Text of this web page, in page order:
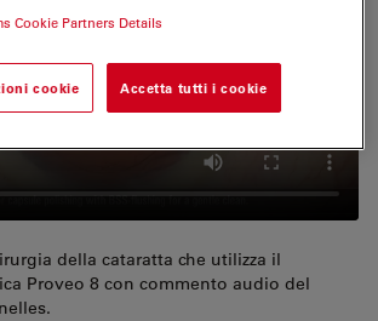
della cataratta che utilizza il
Proveo 8 con commento audio del
Cookie Partners Details
cookie Accetta tutti i cookie